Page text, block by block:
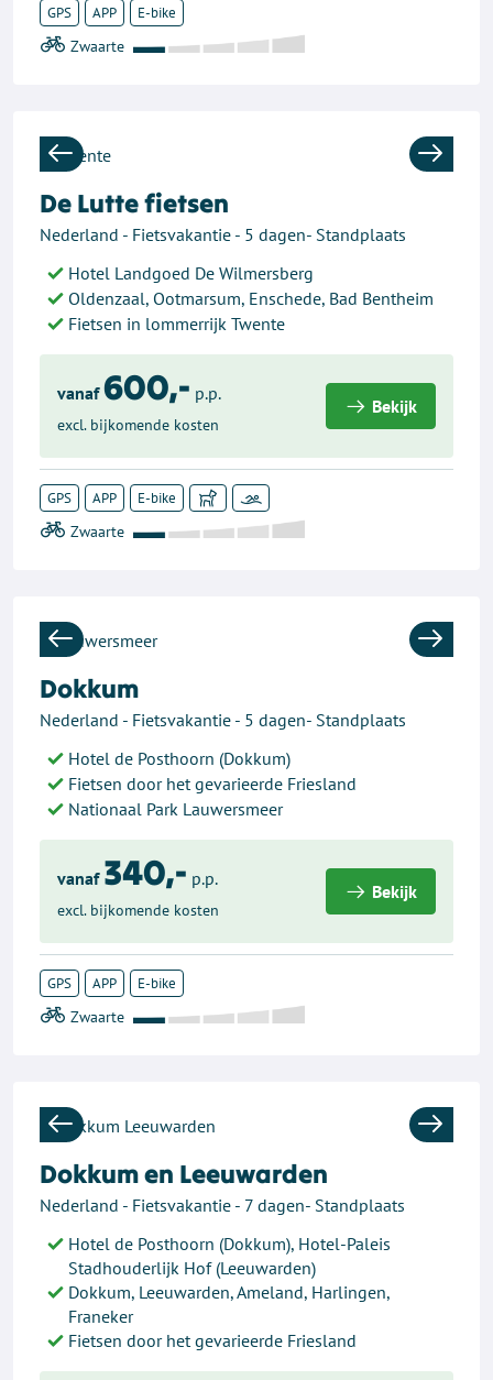
GPS APP E-bike
Previous Next
De Lutte fietsen
Nederland - Fietsvakantie - 5 dagen- Standplaats
Hotel Landgoed De Wilmersberg
Oldenzaal, Ootmarsum, Enschede, Bad Bentheim
Fietsen in lommerrijk Twente
vanaf 600,- p.p.
excl. bijkomende kosten
Bekijk
GPS APP E-bike
Previous Next
Dokkum
Nederland - Fietsvakantie - 5 dagen- Standplaats
Hotel de Posthoorn (Dokkum)
Fietsen door het gevarieerde Friesland
Nationaal Park Lauwersmeer
vanaf 340,- p.p.
excl. bijkomende kosten
Bekijk
GPS APP E-bike
Previous Next
Dokkum en Leeuwarden
Nederland - Fietsvakantie - 7 dagen- Standplaats
Hotel de Posthoorn (Dokkum), Hotel-Paleis
Stadhouderlijk Hof (Leeuwarden)
Dokkum, Leeuwarden, Ameland, Harlingen,
Franeker
Fietsen door het gevarieerde Friesland